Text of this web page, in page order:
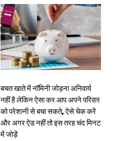
बचत खाते में नॉमिनी जोड़ना अनिवार्य
नहीं है लेकिन ऐसा कर आप अपने परिवार
को परेशानी से बचा सकते, ऐसे चेक करें
और अगर ऐड नहीं तो इस तरह चंद मिनट
में जोड़ें